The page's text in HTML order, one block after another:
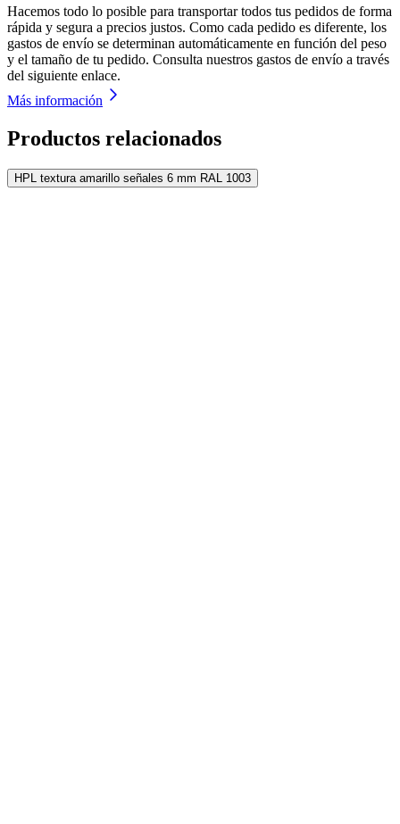
Hacemos todo lo posible para transportar todos tus pedidos de forma
rápida y segura a precios justos. Como cada pedido es diferente, los
gastos de envío se determinan automáticamente en función del peso
y el tamaño de tu pedido. Consulta nuestros gastos de envío a través
del siguiente enlace.
Más información
Productos relacionados
HPL textura amarillo señales 6 mm RAL 1003